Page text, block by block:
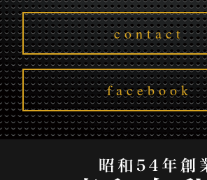
contact
facebook